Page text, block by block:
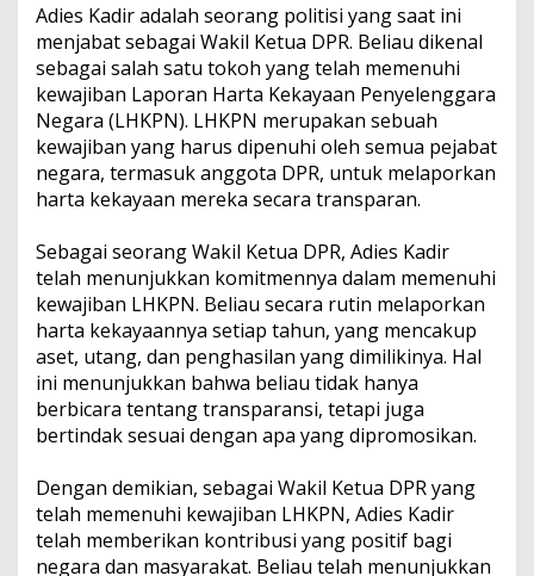
Adies Kadir adalah seorang politisi yang saat ini
menjabat sebagai Wakil Ketua DPR. Beliau dikenal
sebagai salah satu tokoh yang telah memenuhi
kewajiban Laporan Harta Kekayaan Penyelenggara
Negara (LHKPN). LHKPN merupakan sebuah
kewajiban yang harus dipenuhi oleh semua pejabat
negara, termasuk anggota DPR, untuk melaporkan
harta kekayaan mereka secara transparan.
Sebagai seorang Wakil Ketua DPR, Adies Kadir
telah menunjukkan komitmennya dalam memenuhi
kewajiban LHKPN. Beliau secara rutin melaporkan
harta kekayaannya setiap tahun, yang mencakup
aset, utang, dan penghasilan yang dimilikinya. Hal
ini menunjukkan bahwa beliau tidak hanya
berbicara tentang transparansi, tetapi juga
bertindak sesuai dengan apa yang dipromosikan.
Dengan demikian, sebagai Wakil Ketua DPR yang
telah memenuhi kewajiban LHKPN, Adies Kadir
telah memberikan kontribusi yang positif bagi
negara dan masyarakat. Beliau telah menunjukkan